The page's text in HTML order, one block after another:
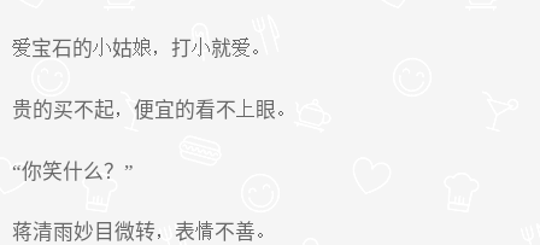
宝石的 姑 打 就
贵的买不起 便宜的看不 眼
“你笑什么？”
蒋清雨妙目微转 表 不善